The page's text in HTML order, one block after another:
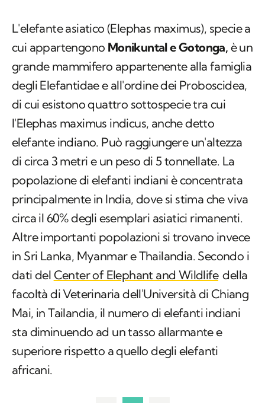
L'elefante asiatico (Elephas maximus), specie a
cui appartengono Monikuntal e Gotonga, è un
grande mammifero appartenente alla famiglia
degli Elefantidae e all'ordine dei Proboscidea,
di cui esistono quattro sottospecie tra cui
l'Elephas maximus indicus, anche detto
elefante indiano. Può raggiungere un'altezza
di circa 3 metri e un peso di 5 tonnellate. La
popolazione di elefanti indiani è concentrata
principalmente in India, dove si stima che viva
circa il 60% degli esemplari asiatici rimanenti.
Altre importanti popolazioni si trovano invece
in Sri Lanka, Myanmar e Thailandia. Secondo i
dati del Center of Elephant and Wildlife della
facoltà di Veterinaria dell'Università di Chiang
Mai, in Tailandia, il numero di elefanti indiani
sta diminuendo ad un tasso allarmante e
superiore rispetto a quello degli elefanti
africani.